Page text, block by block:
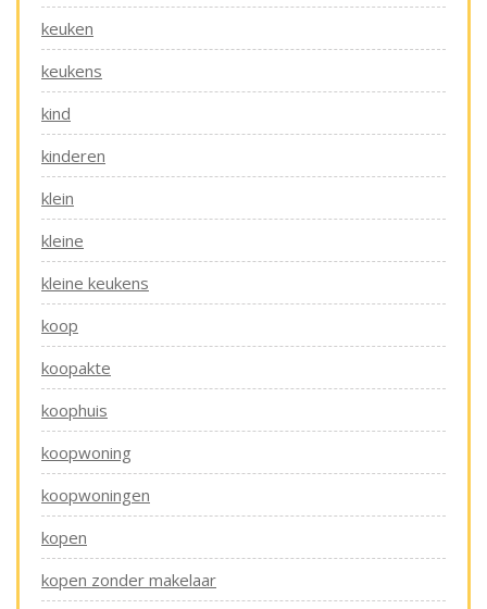
keuken
keukens
kind
kinderen
klein
kleine
kleine keukens
koop
koopakte
koophuis
koopwoning
koopwoningen
kopen
kopen zonder makelaar